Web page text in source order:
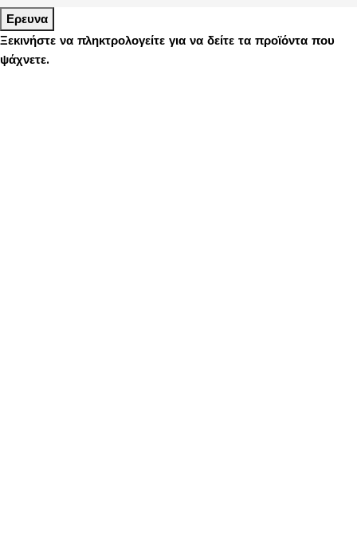
Ερευνα
Ξεκινήστε να πληκτρολογείτε για να δείτε τα προϊόντα που
ψάχνετε.